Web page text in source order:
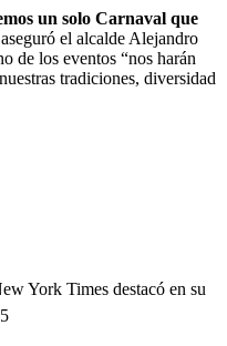
un solo Carnaval que
aseguró el alcalde Alejandro
de los eventos “nos harán
tradiciones, diversidad
York Times destacó en su